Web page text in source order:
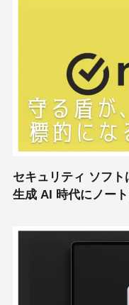
セキュリティ ソフ
生成 AI 時代にノー